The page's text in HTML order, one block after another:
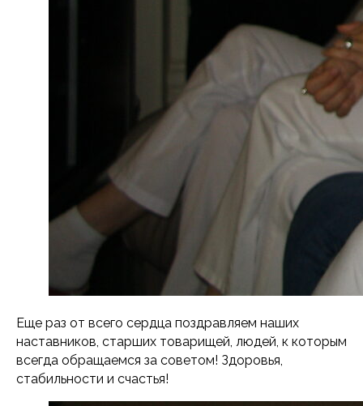
Еще раз от всего сердца поздравляем наших
наставников, старших товарищей, людей, к которым
всегда обращаемся за советом! Здоровья,
стабильности и счастья!